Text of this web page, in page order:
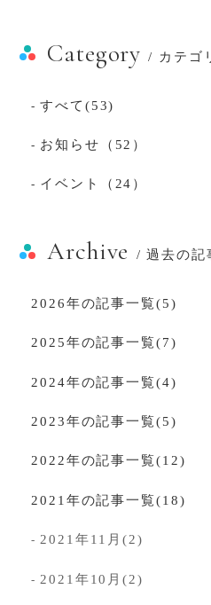
Category / カテゴ
- すべて(53)
- お知らせ（52）
- イベント（24）
Archive / 過去の記
2026年の記事一覧(5)
2025年の記事一覧(7)
2024年の記事一覧(4)
2023年の記事一覧(5)
2022年の記事一覧(12)
2021年の記事一覧(18)
- 2021年11月(2)
- 2021年10月(2)